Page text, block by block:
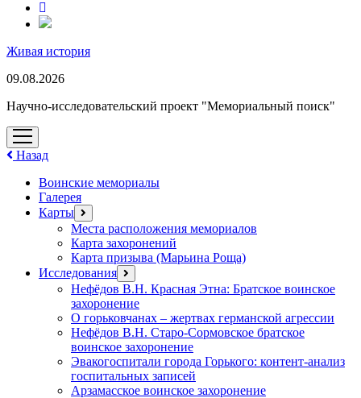
RuTube
Живая история
09.08.2026
Научно-исследовательский проект "Мемориальный поиск"
открыть
меню
Назад
Воинские мемориалы
Галерея
Карты открыть
меню
Места расположения мемориалов
Карта захоронений
Карта призыва (Марьина Роща)
Исследования открыть
меню
Нефёдов В.Н. Красная Этна: Братское воинское
захоронение
О горьковчанах – жертвах германской агрессии
Нефёдов В.Н. Старо-Сормовское братское
воинское захоронение
Эвакогоспитали города Горького: контент-анализ
госпитальных записей
Арзамасское воинское захоронение